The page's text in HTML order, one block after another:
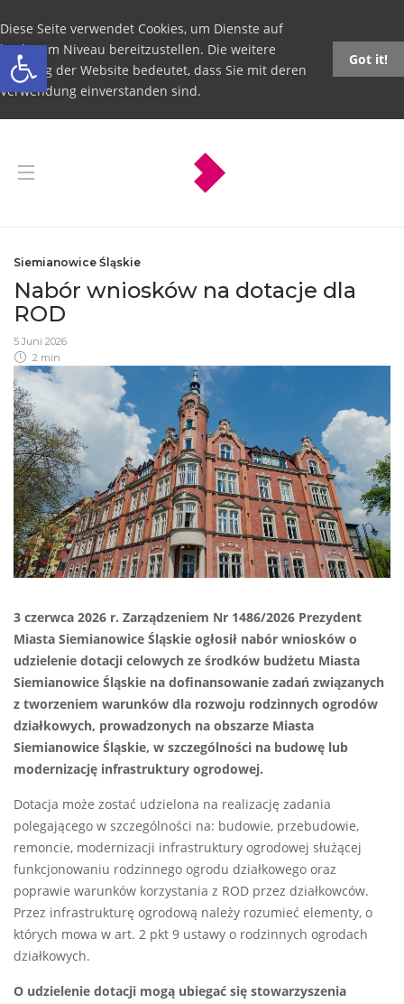
Open toolbar
Diese Seite verwendet Cookies, um Dienste auf
höchstem Niveau bereitzustellen. Die weitere
Nutzung der Website bedeutet, dass Sie mit deren
Verwendung einverstanden sind.
Got it!
Siemianowice Śląskie
Nabór wniosków na dotacje dla
ROD
5 Juni 2026
2 min
3 czerwca 2026 r. Zarządzeniem Nr 1486/2026 Prezydent
Miasta Siemianowice Śląskie ogłosił nabór wniosków o
udzielenie dotacji celowych ze środków budżetu Miasta
Siemianowice Śląskie na dofinansowanie zadań związanych
z tworzeniem warunków dla rozwoju rodzinnych ogrodów
działkowych, prowadzonych na obszarze Miasta
Siemianowice Śląskie, w szczególności na budowę lub
modernizację infrastruktury ogrodowej.
Dotacja może zostać udzielona na realizację zadania
polegającego w szczególności na: budowie, przebudowie,
remoncie, modernizacji infrastruktury ogrodowej służącej
funkcjonowaniu rodzinnego ogrodu działkowego oraz
poprawie warunków korzystania z ROD przez działkowców.
Przez infrastrukturę ogrodową należy rozumieć elementy, o
których mowa w art. 2 pkt 9 ustawy o rodzinnych ogrodach
działkowych.
O udzielenie dotacji mogą ubiegać się stowarzyszenia